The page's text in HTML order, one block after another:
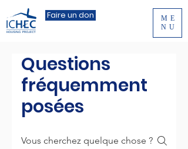
Faire un don
ME
NU
Questions
fréquemment
posées